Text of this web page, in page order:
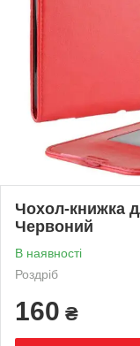
Чохол-книжка
Червоний
В наявності
Роздріб
160 ₴